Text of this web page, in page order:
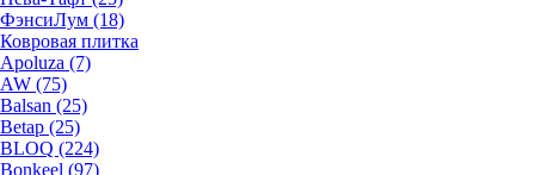
ФэнсиЛум (18)
Ковровая плитка
Apoluza (7)
AW (75)
Balsan (25)
Betap (25)
BLOQ (224)
Bonkeel (97)